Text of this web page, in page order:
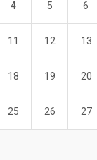
4 5 6
11 12 13
18 19 20
25 26 27